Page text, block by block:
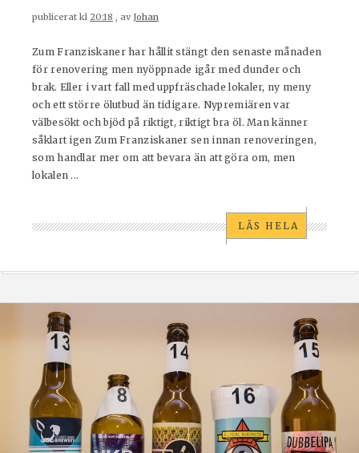
publicerat kl 20:18 , avJohan
Zum Franziskaner har hållit stängt den senaste månaden
för renovering men nyöppnade igår med dunder och
brak. Eller i vart fall med uppfräschade lokaler, ny meny
och ett större ölutbud än tidigare. Nypremiären var
välbesökt och bjöd på riktigt, riktigt bra öl. Man känner
såklart igen Zum Franziskaner sen innan renoveringen,
som handlar mer om att bevara än att göra om, men
lokalen ...
LÄS HELA